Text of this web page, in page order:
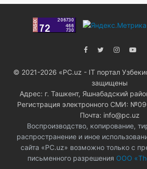
© 2021-2026 «PC.uz - IT портал
защищены
Адрес: г. Ташкент, Яшнабадский
Регистрация электронного СМИ:
Почта: info@pc.uz
Воспроизводство, копирование,
распространение и иное
сайта «PC.uz» возможно только с
письменного разрешения ООО